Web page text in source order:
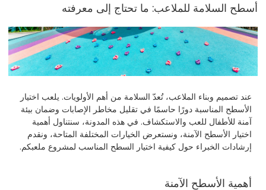
أسطح السلامة للملاعب: ما تحتاج إلى معرفته
عند تصميم وبناء الملاعب، تُعدّ السلامة من أهم الأولويات. يلعب اختيار
الأسطح المناسبة دورًا حاسمًا في تقليل مخاطر الإصابات وضمان بيئة
آمنة للأطفال للعب والاستكشاف. في هذه المدونة، سنتناول أهمية
اختيار الأسطح الآمنة، ونستعرض الخيارات المختلفة المتاحة، ونقدم
إرشادات الخبراء حول كيفية اختيار السطح المناسب لمشروع ملعبكم.
أهمية الأسطح الآمنة